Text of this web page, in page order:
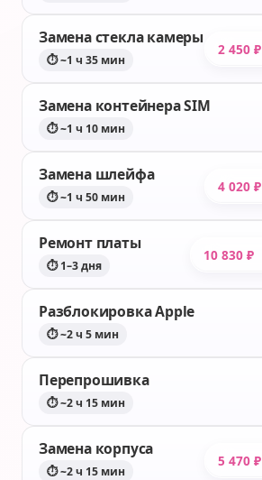
Замена стекла камеры
⏱ ~1 ч 35 мин
2 450 ₽
Замена контейнера SIM
⏱ ~1 ч 10 мин
Замена шлейфа
⏱ ~1 ч 50 мин
4 020 ₽
Ремонт платы
⏱ 1–3 дня
10 830 ₽
Разблокировка Apple
⏱ ~2 ч 5 мин
Перепрошивка
⏱ ~2 ч 15 мин
Замена корпуса
⏱ ~2 ч 15 мин
5 470 ₽